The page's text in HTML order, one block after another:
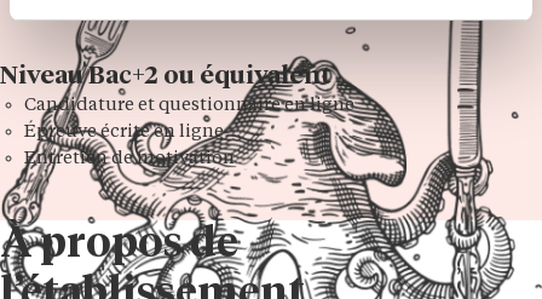
Niveau Bac+2 ou équivalent
Candidature et questionnaire en ligne
Épreuve écrite en ligne
Entretien de motivation
À propos de